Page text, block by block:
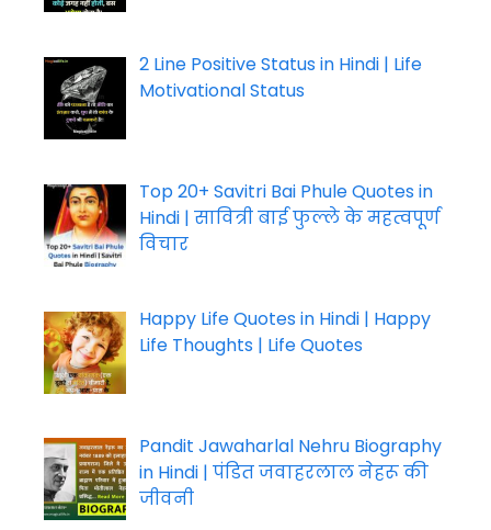
2 Line Positive Status in Hindi | Life
Motivational Status
Top 20+ Savitri Bai Phule Quotes in
Hindi | सावित्री बाई फुल्ले के महत्वपूर्ण
विचार
Happy Life Quotes in Hindi | Happy
Life Thoughts | Life Quotes
Pandit Jawaharlal Nehru Biography
in Hindi | पंडित जवाहरलाल नेहरू की
जीवनी